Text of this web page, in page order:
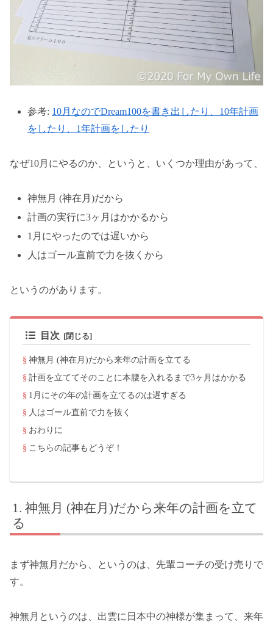
参考: 10月なのでDream100を書き出したり、10年計画
をしたり、1年計画をしたり
なぜ10月にやるのか、というと、いくつか理由があって、
神無月 (神在月)だから
計画の実行に3ヶ月はかかるから
1月にやったのでは遅いから
人はゴール直前で力を抜くから
というのがあります。
目次
神無月 (神在月)だから来年の計画を立てる
計画を立ててそのことに本腰を入れるまで3ヶ月はかかる
1月にその年の計画を立てるのは遅すぎる
人はゴール直前で力を抜く
おわりに
こちらの記事もどうぞ！
神無月 (神在月)だから来年の計画を立て
る
まず神無月だから、というのは、先輩コーチの受け売りで
す。
神無月というのは、出雲に日本中の神様が集まって、来年